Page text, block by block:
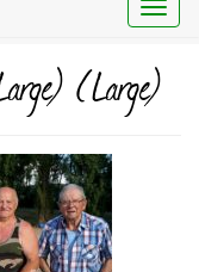
(Large)